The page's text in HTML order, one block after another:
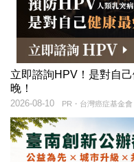
立即諮詢HPV！是對自
晚！
PR・台灣癌症基金會
2026-08-10